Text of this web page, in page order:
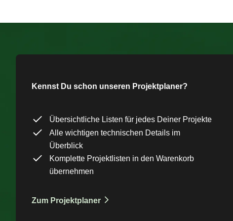
Kennst Du schon unseren Projektplaner?
Übersichtliche Listen für jedes Deiner Projekte
Alle wichtigen technischen Details im
Überblick
Komplette Projektlisten in den Warenkorb
übernehmen
Zum Projektplaner